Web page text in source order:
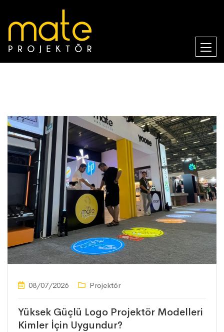
08/07/2026 Projektör
Yüksek Güçlü Logo Projektör Modelleri
Kimler İçin Uygundur?